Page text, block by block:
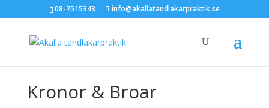
08-7515343 info@akallatandlakarpraktik.se
Kronor & Broar